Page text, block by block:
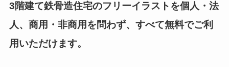
3階建て鉄骨造住宅のフリーイラストを個人・法
人、商用・非商用を問わず、すべて無料でご利
用いただけます。